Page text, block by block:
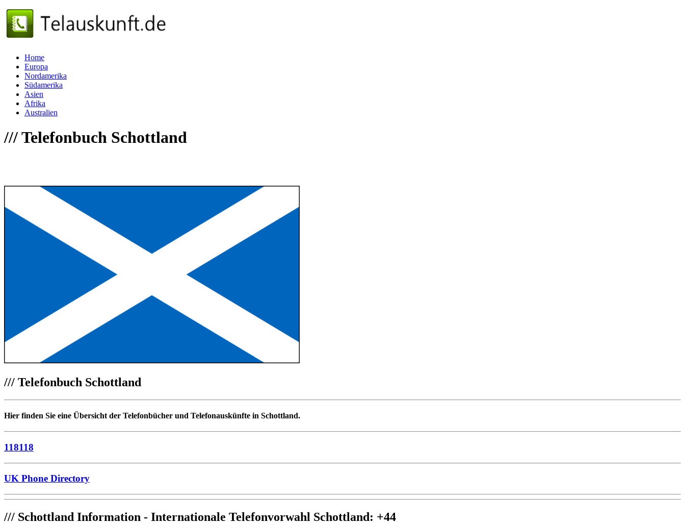
Home
Europa
Nordamerika
Südamerika
Asien
Afrika
Australien
///Telefonbuch Schottland
/// Telefonbuch Schottland
Hier finden Sie eine Übersicht der Telefonbücher und Telefonauskünfte in Schottland.
118118
UK Phone Directory
/// Schottland Information - Internationale Telefonvorwahl Schottland: +44